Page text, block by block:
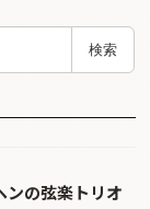
検索
ンの弦楽トリオ